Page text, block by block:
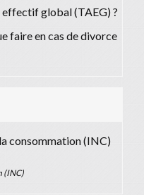
effectif global (TAEG) ?
faire en cas de divorce
consommation (INC)
(INC)